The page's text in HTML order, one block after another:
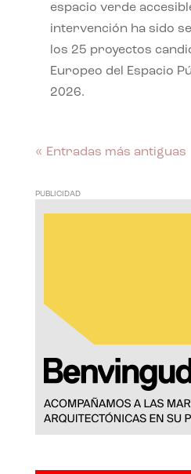
espacio verde
intervención ha sido
los 25 proyectos
Europeo del Espacio
2026.
« Entradas más antiguas
PUBLICIDAD